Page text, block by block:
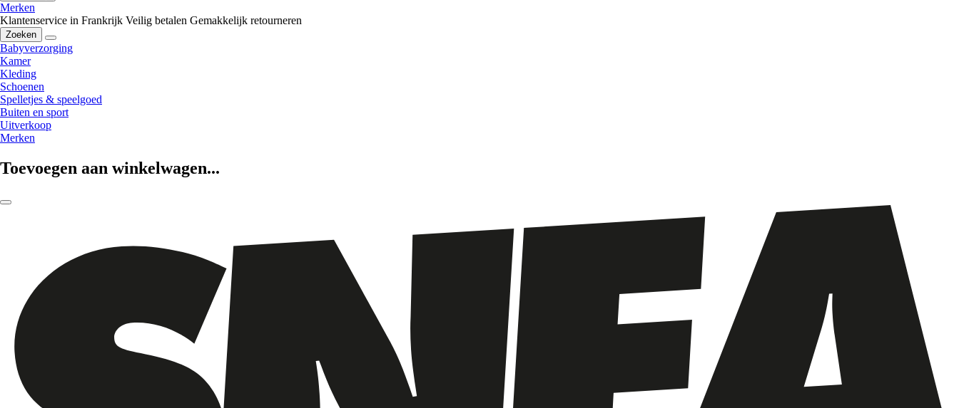
Merken
Klantenservice in Frankrijk Veilig betalen Gemakkelijk retourneren
Zoeken
Babyverzorging
Kamer
Kleding
Schoenen
Spelletjes & speelgoed
Buiten en sport
Uitverkoop
Merken
Toevoegen aan winkelwagen...